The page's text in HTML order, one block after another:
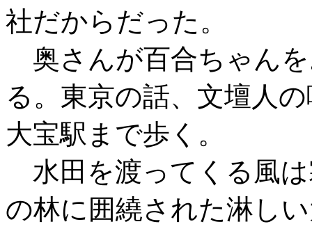
社だからだった。
奥さんが百合ちゃん
る。東京の話、文壇人
大宝駅まで歩く。
水田を渡ってくる風
の林に囲繞された淋し